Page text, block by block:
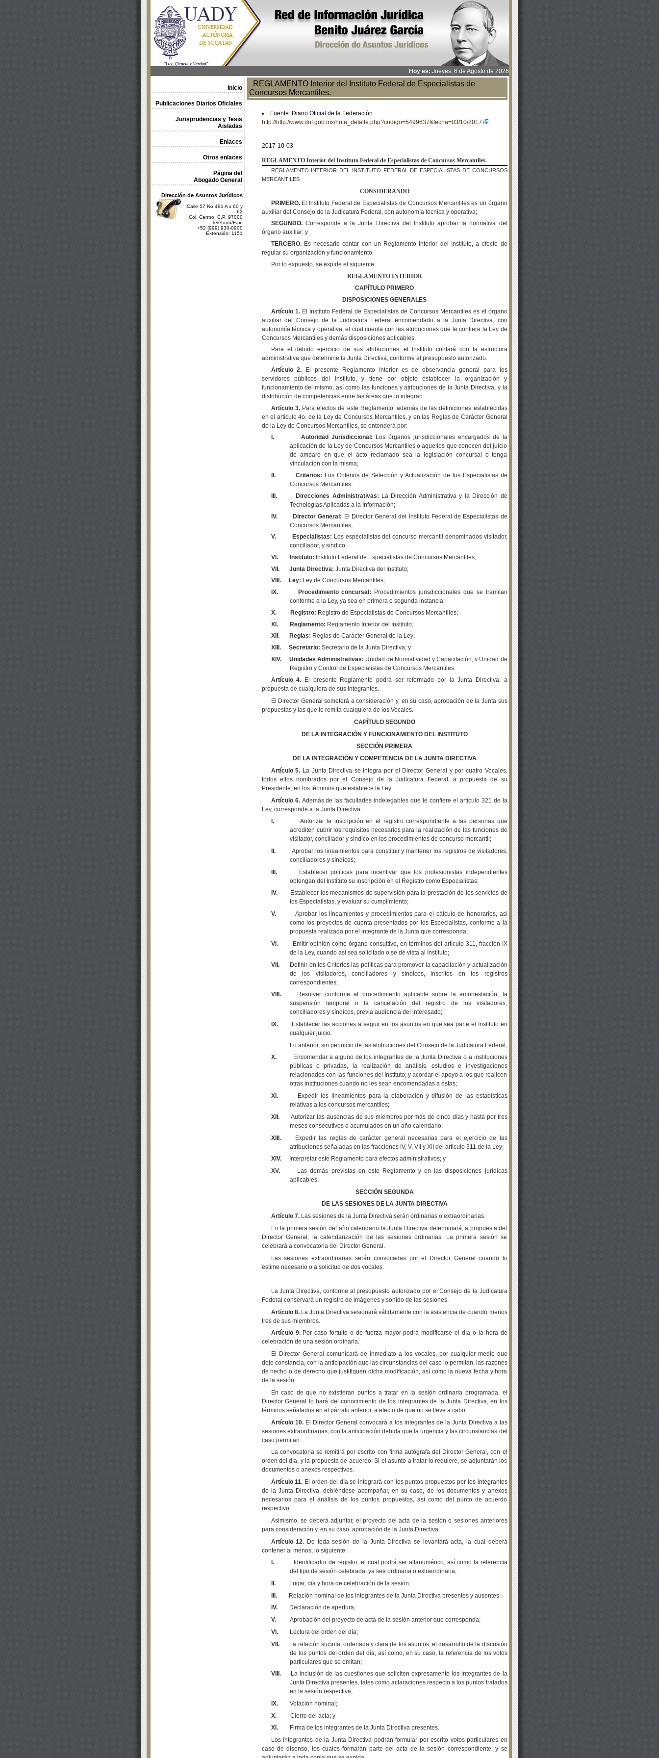
Hoy es: Jueves, 6 de Agosto de 2026
Inicio
Publicaciones Diarios Oficiales
Jurisprudencias y Tesis
Aisladas
Enlaces
Otros enlaces
Página del
Abogado General
Dirección de Asuntos Jurídicos
Calle 57 No 491 A x 60 y
62
Col. Centro, C.P. 97000
Teléfono/Fax:
+52 (999) 930-0900
Extensión: 1151
REGLAMENTO Interior del Instituto Federal de Especialistas de
Concursos Mercantiles.
Fuente: Diario Oficial de la Federación
http://http://www.dof.gob.mx/nota_detalle.php?codigo=5499637&fecha=03/10/2017
2017-10-03
REGLAMENTO Interior del Instituto Federal de Especialistas de Concursos Mercantiles.
REGLAMENTO INTERIOR DEL INSTITUTO FEDERAL DE ESPECIALISTAS DE CONCURSOS
MERCANTILES
CONSIDERANDO
PRIMERO. El Instituto Federal de Especialistas de Concursos Mercantiles es un órgano
auxiliar del Consejo de la Judicatura Federal, con autonomía técnica y operativa;
SEGUNDO. Corresponde a la Junta Directiva del Instituto aprobar la normativa del
órgano auxiliar; y
TERCERO. Es necesario contar con un Reglamento Interior del Instituto, a efecto de
regular su organización y funcionamiento.
Por lo expuesto, se expide el siguiente:
REGLAMENTO INTERIOR
CAPÍTULO PRIMERO
DISPOSICIONES GENERALES
Artículo 1.El Instituto Federal de Especialistas de Concursos Mercantiles es el órgano
auxiliar del Consejo de la Judicatura Federal encomendado a la Junta Directiva, con
autonomía técnica y operativa, el cual cuenta con las atribuciones que le confiere la Ley de
Concursos Mercantiles y demás disposiciones aplicables.
Para el debido ejercicio de sus atribuciones, el Instituto contará con la estructura
administrativa que determine la Junta Directiva, conforme al presupuesto autorizado.
Artículo 2. El presente Reglamento Interior es de observancia general para los
servidores públicos del Instituto, y tiene por objeto establecer la organización y
funcionamiento del mismo, así como las funciones y atribuciones de la Junta Directiva, y la
distribución de competencias entre las áreas que lo integran.
Artículo 3.Para efectos de este Reglamento, además de las definiciones establecidas
en el artículo 4o. de la Ley de Concursos Mercantiles, y en las Reglas de Carácter General
de la Ley de Concursos Mercantiles, se entenderá por:
I.
Autoridad Jurisdiccional: Los órganos jurisdiccionales encargados de la
aplicación de la Ley de Concursos Mercantiles o aquellos que conocen del juicio
de amparo en que el acto reclamado sea la legislación concursal o tenga
vinculación con la misma;
II.
Criterios: Los Criterios de Selección y Actualización de los Especialistas de
Concursos Mercantiles;
III.
Direcciones Administrativas: La Dirección Administrativa y la Dirección de
Tecnologías Aplicadas a la Información;
IV.
Director General: El Director General del Instituto Federal de Especialistas de
Concursos Mercantiles;
V.
Especialistas: Los especialistas del concurso mercantil denominados visitador,
conciliador, y síndico;
VI.
Instituto: Instituto Federal de Especialistas de Concursos Mercantiles;
VII.
Junta Directiva: Junta Directiva del Instituto;
VIII.
Ley: Ley de Concursos Mercantiles;
IX.
Procedimiento concursal:
Procedimientos jurisdiccionales que se tramitan
conforme a la Ley, ya sea en primera o segunda instancia;
X.
Registro: Registro de Especialistas de Concursos Mercantiles;
XI.
Reglamento: Reglamento Interior del Instituto;
XII.
Reglas: Reglas de Carácter General de la Ley;
XIII.
Secretario: Secretario de la Junta Directiva; y
XIV.
Unidades Administrativas: Unidad de Normatividad y Capacitación; y Unidad de
Registro y Control de Especialistas de Concursos Mercantiles.
Artículo 4. El presente Reglamento podrá ser reformado por la Junta Directiva, a
propuesta de cualquiera de sus integrantes.
El Director General someterá a consideración y, en su caso, aprobación de la Junta sus
propuestas y las que le remita cualquiera de los Vocales.
CAPÍTULO SEGUNDO
DE LA INTEGRACIÓN Y FUNCIONAMIENTO DEL INSTITUTO
SECCIÓN PRIMERA
DE LA INTEGRACIÓN Y COMPETENCIA DE LA JUNTA DIRECTIVA
Artículo 5. La Junta Directiva se integra por el Director General y por cuatro Vocales,
todos ellos nombrados por el Consejo de la Judicatura Federal, a propuesta de su
Presidente, en los términos que establece la Ley.
Artículo 6.Además de las facultades indelegables que le confiere el artículo 321 de la
Ley, corresponde a la Junta Directiva:
I.
Autorizar la inscripción en el registro correspondiente a las personas que
acrediten cubrir los requisitos necesarios para la realización de las funciones de
visitador, conciliador y síndico en los procedimientos de concurso mercantil;
II.
Aprobar los lineamientos para constituir y mantener los registros de visitadores,
conciliadores y síndicos;
III.
Establecer políticas para incentivar que los profesionistas independientes
obtengan del Instituto su inscripción en el Registro como Especialistas;
IV.
Establecer los mecanismos de supervisión para la prestación de los servicios de
los Especialistas, y evaluar su cumplimiento;
V.
Aprobar los lineamientos y procedimientos para el cálculo de honorarios, así
como los proyectos de cuenta presentados por los Especialistas, conforme a la
propuesta realizada por el integrante de la Junta que corresponda;
VI.
Emitir opinión como órgano consultivo, en términos del artículo 311, fracción IX
de la Ley, cuando así sea solicitado o se dé vista al Instituto;
VII.
Definir en los Criterios las políticas para promover la capacitación y actualización
de los visitadores, conciliadores y síndicos, inscritos en los registros
correspondientes;
VIII.
Resolver conforme al procedimiento aplicable sobre la amonestación, la
suspensión temporal o la cancelación del registro de los visitadores,
conciliadores y síndicos, previa audiencia del interesado;
IX.
Establecer las acciones a seguir en los asuntos en que sea parte el Instituto en
cualquier juicio.
Lo anterior, sin perjuicio de las atribuciones del Consejo de la Judicatura Federal;
X.
Encomendar a alguno de los integrantes de la Junta Directiva o a instituciones
públicas o privadas, la realización de análisis, estudios e investigaciones
relacionados con las funciones del Instituto; y acordar el apoyo a los que realicen
otras instituciones cuando no les sean encomendadas a éstas;
XI.
Expedir los lineamientos para la elaboración y difusión de las estadísticas
relativas a los concursos mercantiles;
XII.
Autorizar las ausencias de sus miembros por más de cinco días y hasta por tres
meses consecutivos o acumulados en un año calendario;
XIII.
Expedir las reglas de carácter general necesarias para el ejercicio de las
atribuciones señaladas en las fracciones IV, V, VII y XII del artículo 311 de la Ley;
XIV.
Interpretar este Reglamento para efectos administrativos; y
XV.
Las demás previstas en este Reglamento y en las disposiciones jurídicas
aplicables.
SECCIÓN SEGUNDA
DE LAS SESIONES DE LA JUNTA DIRECTIVA
Artículo 7.Las sesiones de la Junta Directiva serán ordinarias o extraordinarias.
En la primera sesión del año calendario la Junta Directiva determinará, a propuesta del
Director General, la calendarización de las sesiones ordinarias. La primera sesión se
celebrará a convocatoria del Director General.
Las sesiones extraordinarias serán convocadas por el Director General cuando lo
estime necesario o a solicitud de dos vocales.
La Junta Directiva, conforme al presupuesto autorizado por el Consejo de la Judicatura
Federal conservará un registro de imágenes y sonido de las sesiones.
Artículo 8.La Junta Directiva sesionará válidamente con la asistencia de cuando menos
tres de sus miembros.
Artículo 9.Por caso fortuito o de fuerza mayor podrá modificarse el día o la hora de
celebración de una sesión ordinaria.
El Director General comunicará de inmediato a los vocales, por cualquier medio que
deje constancia, con la anticipación que las circunstancias del caso lo permitan, las razones
de hecho o de derecho que justifiquen dicha modificación, así como la nueva fecha y hora
de la sesión.
En caso de que no existieran puntos a tratar en la sesión ordinaria programada, el
Director General lo hará del conocimiento de los integrantes de la Junta Directiva, en los
términos señalados en el párrafo anterior, a efecto de que no se lleve a cabo.
Artículo 10.El Director General convocará a los integrantes de la Junta Directiva a las
sesiones extraordinarias, con la anticipación debida que la urgencia y las circunstancias del
caso permitan.
La convocatoria se remitirá por escrito con firma autógrafa del Director General, con el
orden del día, y la propuesta de acuerdo. Si el asunto a tratar lo requiere, se adjuntarán los
documentos o anexos respectivos.
Artículo 11. El orden del día se integrará con los puntos propuestos por los integrantes
de la Junta Directiva, debiéndose acompañar, en su caso, de los documentos y anexos
necesarios para el análisis de los puntos propuestos, así como del punto de acuerdo
respectivo.
Asimismo, se deberá adjuntar, el proyecto del acta de la sesión o sesiones anteriores
para consideración y, en su caso, aprobación de la Junta Directiva.
Artículo 12. De toda sesión de la Junta Directiva se levantará acta, la cual deberá
contener al menos, lo siguiente:
I.
Identificador de registro, el cual podrá ser alfanumérico, así como la referencia
del tipo de sesión celebrada, ya sea ordinaria o extraordinaria;
II.
Lugar, día y hora de celebración de la sesión;
III.
Relación nominal de los integrantes de la Junta Directiva presentes y ausentes;
IV.
Declaración de apertura;
V.
Aprobación del proyecto de acta de la sesión anterior que corresponda;
VI.
Lectura del orden del día;
VII.
La relación sucinta, ordenada y clara de los asuntos, el desarrollo de la discusión
de los puntos del orden del día, así como, en su caso, la referencia de los votos
particulares que se emitan;
VIII.
La inclusión de las cuestiones que soliciten expresamente los integrantes de la
Junta Directiva presentes, tales como aclaraciones respecto a los puntos tratados
en la sesión respectiva;
IX.
Votación nominal;
X.
Cierre del acta; y
XI.
Firma de los integrantes de la Junta Directiva presentes.
Los integrantes de la Junta Directiva podrán formular por escrito votos particulares en
caso de disenso, los cuales formarán parte del acta de la sesión correspondiente, y se